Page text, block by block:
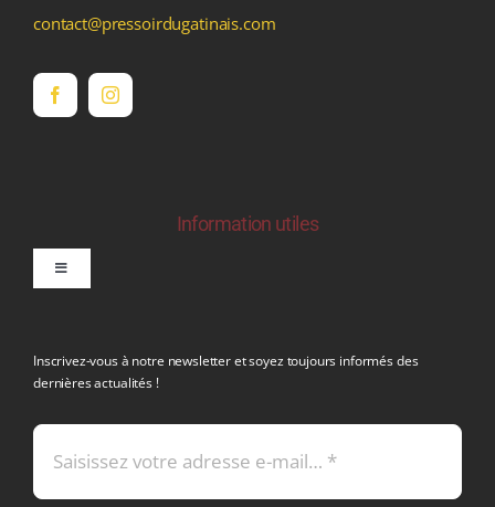
contact@pressoirdugatinais.com
Information utiles
Toggle
Mentions légales
Inscrivez-vous à notre newsletter et soyez toujours informés des
dernières actualités !